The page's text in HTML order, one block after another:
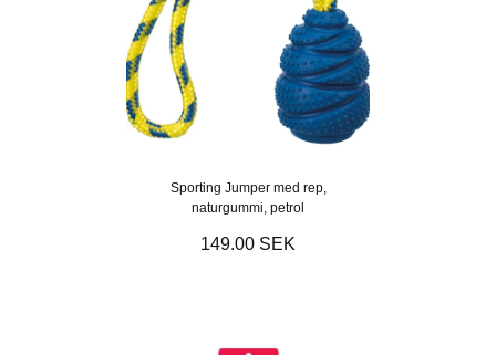
Sporting Jumper med rep,
naturgummi, petrol
149.00 SEK